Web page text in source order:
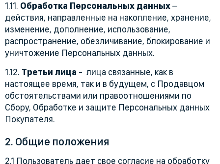
1.11. Обработка Персональных данных–
действия, направленные на накопление, хранение,
изменение, дополнение, использование,
распространение, обезличивание, блокирование и
уничтожение Персональных данных.
1.12. Третьи лица - лица связанные, как в
настоящее время, так и в будущем, с Продавцом
обстоятельствами или правоотношениями по
Сбору, Обработке и защите Персональных данных
Покупателя.
2. Общие положения
2.1 Пользователь дает свое согласие на обработку